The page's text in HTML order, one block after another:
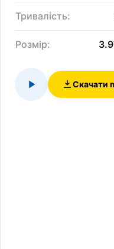
Тривалість:
Розмір:
Скачати